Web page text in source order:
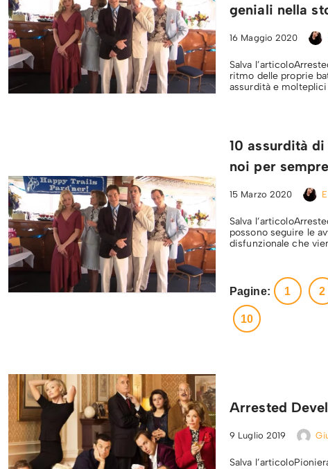
geniali nella
16 Maggio 2020
Salva
ritmo delle proprie
assurdità e
10 assurdità
noi per sempre
15 Marzo 2020
Salva
possono seguire le
disfunzionale che
Pagine: 1 2
10
Arrested
9 Luglio 2019
Salva